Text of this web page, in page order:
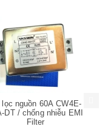
lọc nguồn 60A CW4E-
DT / chống nhiễu EMI
Filter